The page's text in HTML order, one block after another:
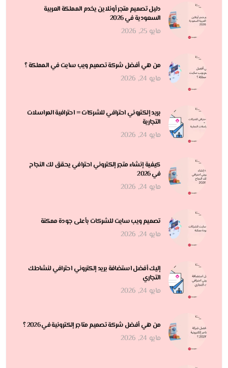
دليل تصميم متجر أونلاين يخدم المملكة العربية
السعودية في 2026
مايو 25, 2026
من هي أفضل شركة تصميم ويب سايت في المملكة ؟
مايو 24, 2026
بريد إلكتروني احترافي للشركات = احترافية المراسلات
التجارية
مايو 24, 2026
كيفية إنشاء متجر إلكتروني احترافي يحقق لك النجاح
في 2026
مايو 24, 2026
تصميم ويب سايت للشركات بأعلى جودة ممكنة
مايو 24, 2026
إليك أفضل استضافة بريد إلكتروني احترافي لنشاطك
التجاري
مايو 24, 2026
من هي أفضل شركة تصميم متاجر إلكترونية في 2026 ؟
مايو 24, 2026